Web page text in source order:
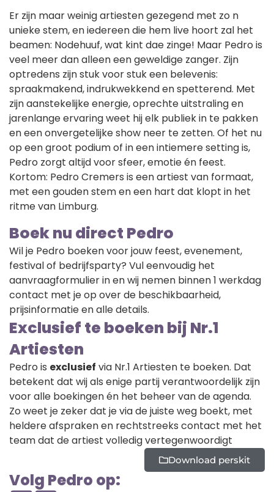
Er zijn maar weinig artiesten gezegend met zo n
unieke stem, en iedereen die hem live hoort zal het
beamen: Nodehuuf, wat kint dae zinge! Maar Pedro is
veel meer dan alleen een geweldige zanger. Zijn
optredens zijn stuk voor stuk een belevenis:
spraakmakend, indrukwekkend en spetterend. Met
zijn aanstekelijke energie, oprechte uitstraling en
jarenlange ervaring weet hij elk publiek in te pakken
en een onvergetelijke show neer te zetten. Of het nu
op een groot podium of in een intiemere setting is,
Pedro zorgt altijd voor sfeer, emotie én feest.
Kortom: Pedro Cremers is een artiest van formaat,
met een gouden stem en een hart dat klopt in het
ritme van Limburg.
Boek nu direct Pedro
Wil je Pedro boeken voor jouw feest, evenement,
festival of bedrijfsparty? Vul eenvoudig het
aanvraagformulier in en wij nemen binnen 1 werkdag
contact met je op over de beschikbaarheid,
prijsinformatie en alle details.
Exclusief te boeken bij Nr.1
Artiesten
Pedro is exclusief via Nr.1 Artiesten te boeken. Dat
betekent dat wij als enige partij verantwoordelijk zijn
voor alle boekingen én het beheer van de agenda.
Zo weet je zeker dat je via de juiste weg boekt, met
heldere afspraken en rechtstreeks contact met het
team dat de artiest volledig vertegenwoordigt
Download perskit
Volg Pedro op: